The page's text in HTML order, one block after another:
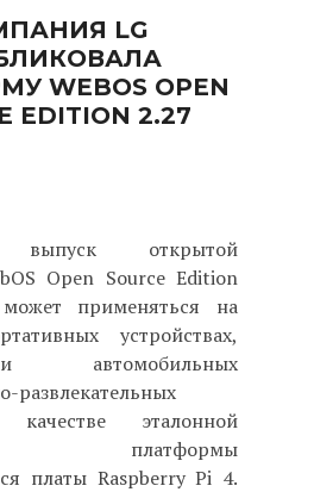
LG
WEBOS OPEN
EDITION 2.27
выпуск открытой
Open Source Edition
применяться на
устройствах,
развлекательных
эталонной
платформы
платы Raspberry Pi 4.